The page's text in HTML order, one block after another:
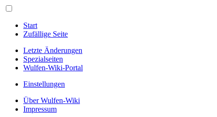
Start
Zufällige Seite
Letzte Änderungen
Spezialseiten
Wulfen-Wiki-Portal
Einstellungen
Über Wulfen-Wiki
Impressum